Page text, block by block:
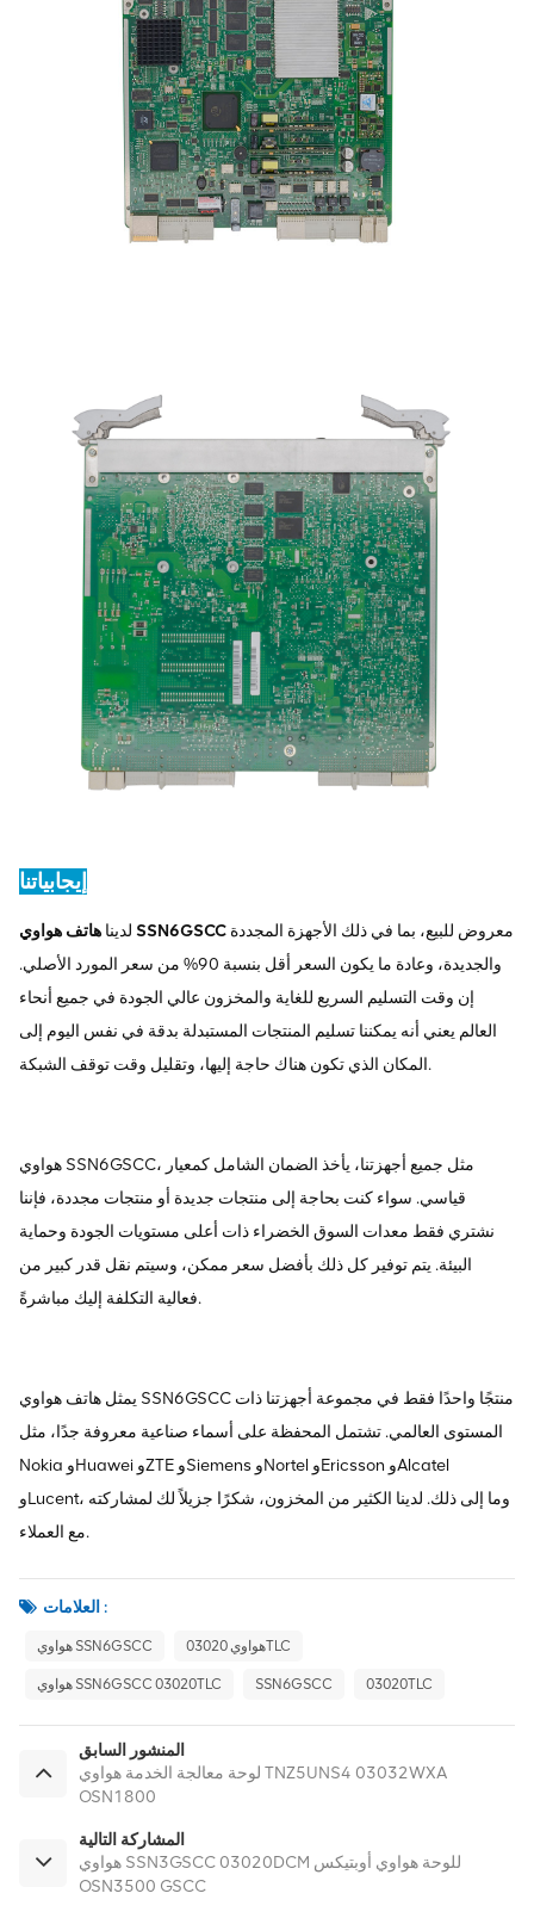
إيجابياتنا
لدينا هاتف هواوي SSN6GSCC
والجديدة، وعادة ما يكون السعر أقل بنسبة 90% من سعر المورد الأصلي.
إن وقت التسليم السريع للغاية والمخزون عالي الجودة في جميع أنحاء
العالم يعني أنه يمكننا تسليم المنتجات المستبدلة بدقة في نفس اليوم إلى
المكان الذي تكون هناك حاجة إليها، وتقليل وقت توقف الشبكة.
هواوي SSN6GSCC، مثل جميع أجهزتنا، يأخذ الضمان الشامل كمعيار
قياسي. سواء كنت بحاجة إلى منتجات جديدة أو منتجات مجددة، فإننا
نشتري فقط معدات السوق الخضراء ذات أعلى مستويات الجودة وحماية
البيئة. يتم توفير كل ذلك بأفضل سعر ممكن، وسيتم نقل قدر كبير من
فعالية التكلفة إليك مباشرةً.
يمثل هاتف هواوي SSN6GSCC منتجًا واحدًا فقط في مجموعة أجهزتنا ذات
المستوى العالمي. تشتمل المحفظة على أسماء صناعية معروفة جدًا، مثل
Nokia وHuawei وZTE وSiemens وNortel وEricsson وAlcatel
وLucent، وما إلى ذلك. لدينا الكثير من المخزون، شكرًا جزيلاً لك لمشاركته
مع العملاء.
العلامات :
هواوي SSN6GSCC هواوي 03020TLC
هواوي SSN6GSCC 03020TLC SSN6GSCC 03020TLC
المنشور السابق
لوحة معالجة الخدمة هواوي TNZ5UNS4 03032WXA
OSN1800
المشاركة التالية
هواوي SSN3GSCC 03020DCM للوحة هواوي أوبتيكس
OSN3500 GSCC